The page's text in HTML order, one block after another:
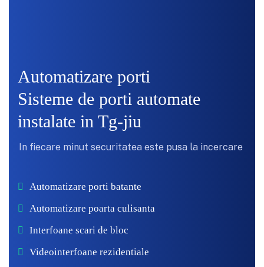
Automatizare porti
Sisteme de porti automate
instalate in Tg-jiu
In fiecare minut securitatea este pusa la incercare
Automatizare porti batante
Automatizare poarta culisanta
Interfoane scari de bloc
Videointerfoane rezidentiale